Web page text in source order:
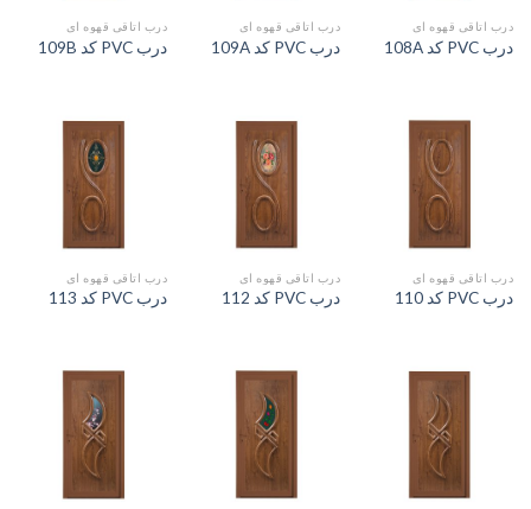
درب اتاقی قهوه ای
درب PVC کد 108A
درب اتاقی قهوه ای
درب PVC کد 109A
درب اتاقی قهوه ای
درب PVC کد 109B
درب اتاقی قهوه ای
درب PVC کد 110
درب اتاقی قهوه ای
درب PVC کد 112
درب اتاقی قهوه ای
درب PVC کد 113